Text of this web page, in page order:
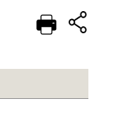
DEUTSCH